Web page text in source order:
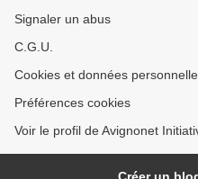
Signaler un abus
C.G.U.
Cookies et données
Préférences cookies
Voir le profil de Avignonet